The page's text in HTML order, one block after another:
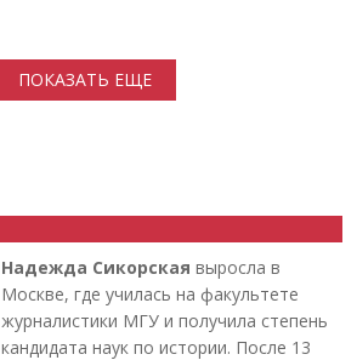
ПОКАЗАТЬ ЕЩЕ
Надежда Сикорская выросла в
Москве, где училась на факультете
журналистики МГУ и получила степень
кандидата наук по истории. После 13